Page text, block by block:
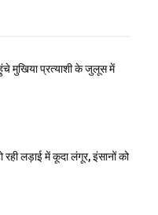
मुखिया प्रत्याशी के जुलूस में
रही लड़ाई में कूदा लंगूर, इंसानों को